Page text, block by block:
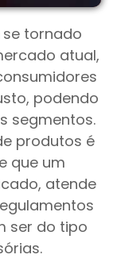
tornado
atual,
podendo
segmentos.
produtos é
que um
atende
ser do tipo